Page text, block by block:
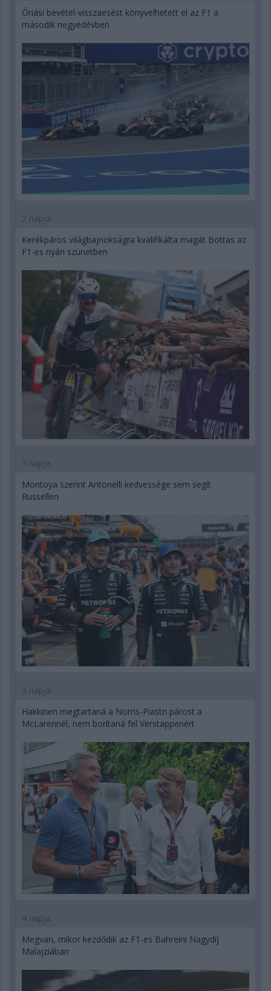
Óriási bevétel-visszaesést könyvelhetett el az F1 a
második negyedévben
2 napja
Kerékpáros világbajnokságra kvalifikálta magát Bottas az
F1-es nyári szünetben
3 napja
Montoya szerint Antonelli kedvessége sem segít
Russellen
3 napja
Hakkinen megtartaná a Norris-Piastri párost a
McLarennél, nem borítaná fel Verstappenért
4 napja
Megvan, mikor kezdődik az F1-es Bahreini Nagydíj
Malajziában